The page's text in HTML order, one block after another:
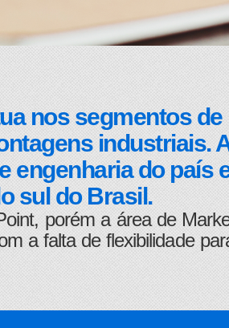
nos segmentos de
industriais.
engenharia do país
sul do Brasil.
porém a área de
a falta de flexibilidade